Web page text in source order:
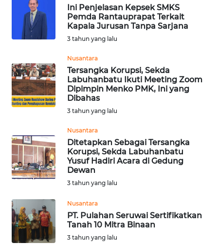
Ini Penjelasan Kepsek SMKS
Pemda Rantauprapat Terkait
Kapala Jurusan Tanpa Sarjana
3 tahun yang lalu
Nusantara
Tersangka Korupsi, Sekda
Labuhanbatu Ikuti Meeting Zoom
Dipimpin Menko PMK, Ini yang
Dibahas
3 tahun yang lalu
Nusantara
Ditetapkan Sebagai Tersangka
Korupsi, Sekda Labuhanbatu
Yusuf Hadiri Acara di Gedung
Dewan
3 tahun yang lalu
Nusantara
PT. Pulahan Seruwai Sertifikatkan
Tanah 10 Mitra Binaan
3 tahun yang lalu
WN
RIAU
WN
JAMBI
WN
NTB
SULTENG
WN
SULBAR